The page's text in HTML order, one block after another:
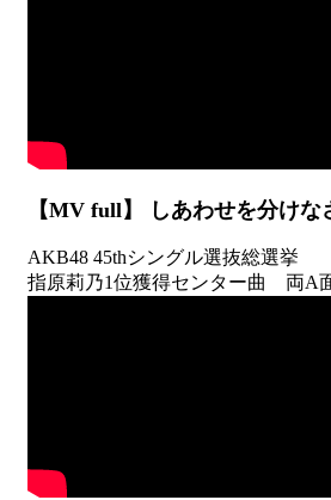
【MV full】 しあわせを分け
AKB48 45thシングル選抜総選挙
指原莉乃1位獲得センター曲 両A